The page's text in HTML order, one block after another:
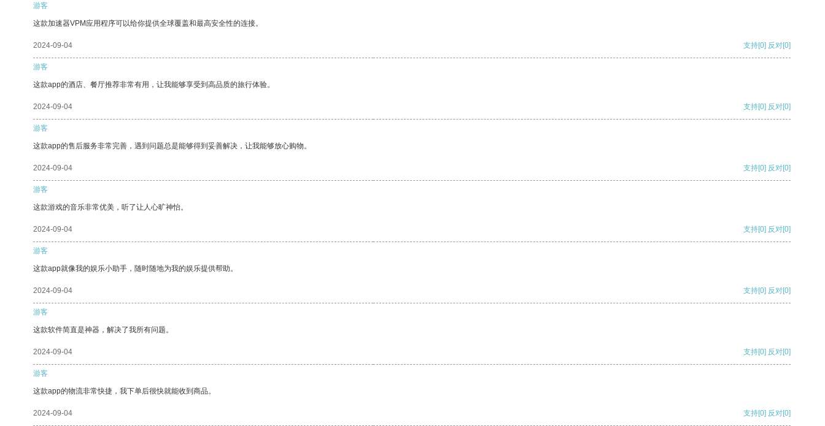
游客
这款加速器VPM应用程序可以给你提供全球覆盖和最高安全性的连接。
2024-09-04 支持[0] 反对[0]
游客
这款app的酒店、餐厅推荐非常有用，让我能够享受到高品质的旅行体验。
2024-09-04 支持[0] 反对[0]
游客
这款app的售后服务非常完善，遇到问题总是能够得到妥善解决，让我能够放心购物。
2024-09-04 支持[0] 反对[0]
游客
这款游戏的音乐非常优美，听了让人心旷神怡。
2024-09-04 支持[0] 反对[0]
游客
这款app就像我的娱乐小助手，随时随地为我的娱乐提供帮助。
2024-09-04 支持[0] 反对[0]
游客
这款软件简直是神器，解决了我所有问题。
2024-09-04 支持[0] 反对[0]
游客
这款app的物流非常快捷，我下单后很快就能收到商品。
2024-09-04 支持[0] 反对[0]